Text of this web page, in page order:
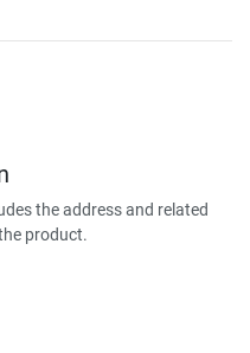
the address and related
product.